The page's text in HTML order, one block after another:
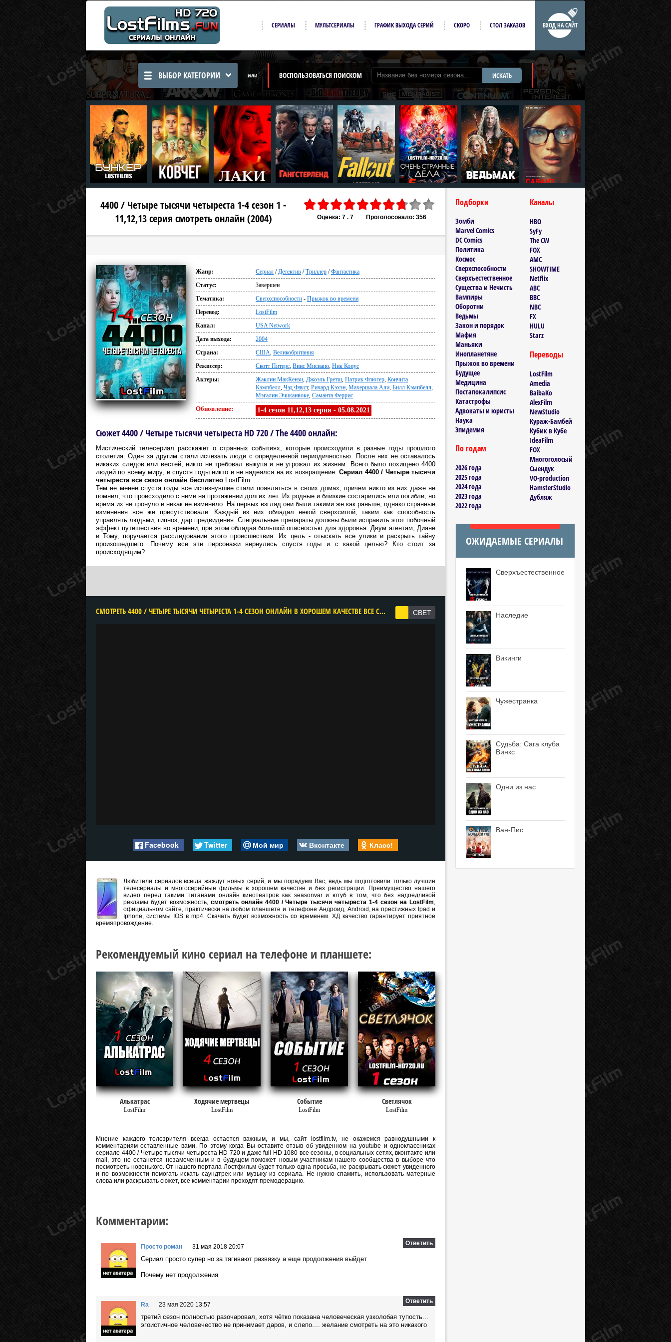
ВХОД НА САЙТ
СЕРИАЛЫ МУЛЬТСЕРИАЛЫ ГРАФИК ВЫХОДА СЕРИЙ СКОРО СТОЛ ЗАКАЗОВ
ВЫБОР КАТЕГОРИИ или ВОСПОЛЬЗОВАТЬСЯ ПОИСКОМ ИСКАТЬ
Оценка: 7 . 7 Проголосовало: 356
4400 / Четыре тысячи четыреста 1-4 сезон 1 -
11,12,13 серия смотреть онлайн (2004)
Жанр: Сериал /Детектив /Триллер /Фантастика
Статус:
Завершен
Тематика:
Сверхспособности - Прыжок во времени
Перевод:
LostFilm
Канал:
USA Network
Дата выхода:
2004
Страна:
США, Великобритания
Режиссер:
Скотт Питерс, Винс Мисиано, Ник Копус
Актеры:
Жаклин МакКензи, Джоэль Гретш, Патрик Флюгер, Кончита
Кэмпбелл, Чэд Фауст, Ричард Кэхэн, Махершала Али, Билл Кэмпбелл,
Мэгалин Эчиканвоке, Саманта Феррис
Обновление: 1-4 сезон 11,12,13 серия - 05.08.2021
Сюжет 4400 / Четыре тысячи четыреста HD 720 / The 4400 онлайн:
Мистический телесериал расскажет о странных событиях, которые происходили в разные годы прошлого
столетия. Один за другим стали исчезать люди с определенной периодичностью. После них не оставалось
никаких следов или вестей, никто не требовал выкупа и не угрожал их жизням. Всего было похищено 4400
людей по всему миру, и спустя годы никто и не надеялся на их возвращение.Сериал 4400 / Четыре тысячи
четыреста все сезон онлайн бесплатно LostFilm.
Тем не менее спустя годы все исчезнувшие стали появляться в своих домах, причем никто из них даже не
помнил, что происходило с ними на протяжении долгих лет. Их родные и близкие состарились или погибли, но
время их не тронуло и никак не изменило. На первых взгляд они были такими же как раньше, однако странные
изменения все же присутствовали. Каждый из них обладал некой сверхсилой, таким как способность
управлять людьми, гипноз, дар предвидения. Специальные препараты должны были исправить этот побочный
эффект путешествия во времени, при этом обладая большой опасностью для здоровья. Двум агентам, Диане
и Тому, поручается расследование этого происшествия. Их цель - отыскать все улики и раскрыть тайну
произошедшего. Почему все эти персонажи вернулись спустя годы и с какой целью? Кто стоит за
происходящим?
CМОТРЕТЬ 4400 / ЧЕТЫРЕ ТЫСЯЧИ ЧЕТЫРЕСТА 1-4 СЕЗОН ОНЛАЙН В ХОРОШЕМ КАЧЕСТВЕ ВСЕ СЕРИИ ПОДРЯД БЕСПЛАТНО
Facebook Twitter Мой мир Вконтакте Класс!
Любители сериалов всегда жаждут новых серий, и мы порадуем Вас, ведь мы подготовили только лучшие
телесериалы и многосерийные фильмы в хорошем качестве и без регистрации. Преимущество нашего
видео перед такими титанами онлайн кинотеатров как seasonvar и ютуб в том, что без надоедливой
рекламы будет возможность, смотреть онлайн 4400 / Четыре тысячи четыреста 1-4 сезон на LostFilm,
официальном сайте, практически на любом планшете и телефоне Андроид, Android, на престижных Ipad и
Iphone, системы IOS в mp4. Скачать будет возможность со временем. ХД качество гарантирует приятное
времяпровождение.
Рекомендуемый кино сериал на телефоне и планшете:
Алькатрас
LostFilm
Ходячие мертвецы
LostFilm
Событие
LostFilm
Светлячок
LostFilm
Мнение каждого телезрителя всегда остается важным, и мы, сайт lostfilm.tv, не окажемся равнодушными к
комментариям оставленные вами. По этому когда Вы оставите отзыв об увиденном на youtube и одноклассниках
сериале 4400 / Четыре тысячи четыреста HD 720 и даже full HD 1080 все сезоны, в социальных сетях, вконтакте или
mail, это не останется незамеченным и в будущем поможет новым участникам нашего сообщества в выборе что
посмотреть новенького. От нашего портала Лостфильм будет только одна просьба, не раскрывать сюжет увиденного
и по возможности помогать искать саундтрек или музыку из сериала. Не нужно спамить, использовать матерные
слова или раскрывать сюжет, все комментарии проходят премодерацию.
Комментарии:
Просто роман 31 мая 2018 20:07 Ответить
Сериал просто супер но за тягивают развязку а еще продолжения выйдет
Почему нет продолжения
Ra 23 мая 2020 13:57 Ответить
третий сезон полностью разочаровал, хотя чётко показана человеческая узколобая тупость...
эгоистичное человечество не принимает даров, и слепо.... желание смотреть на это никакого
Подборки
Зомби
Marvel Comics
DC Comics
Политика
Космос
Сверхспособности
Сверхъестественное
Существа и Нечисть
Вампиры
Оборотни
Ведьмы
Закон и порядок
Мафия
Маньяки
Инопланетяне
Прыжок во времени
Будущее
Медицина
Постапокалипсис
Катастрофы
Адвокаты и юристы
Наука
Эпидемия
По годам
2026 года
2025 года
2024 года
2023 года
2022 года
Каналы
HBO
SyFy
The CW
FOX
AMC
SHOWTIME
Netflix
ABC
BBC
NBC
FX
HULU
Starz
Переводы
LostFilm
Amedia
BaibaKo
AlexFilm
NewStudio
Кураж-Бамбей
Кубик в Кубе
IdeaFilm
FOX
Многоголосый
Сыендук
VO-production
HamsterStudio
Дубляж
ОЖИДАЕМЫЕ СЕРИАЛЫ
Сверхъестественное
Наследие
Викинги
Чужестранка
Судьба: Сага клуба
Винкс
Одни из нас
Ван-Пис